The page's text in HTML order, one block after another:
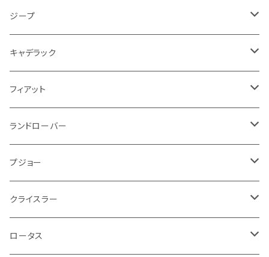
シトロエン
フィアット
クライスラー
サーブ
ベントレー
ロータス
ポルシェ
プジョー
ルノー
サーブ
フォード
ミニ
ロータス
マセラティ
ランドローバー
ロータス
メルセデス ベンツ
ミニ
プジョー
ポルシェ
ルノー
クーラント
その他
サスペンション
マフラー
ライト系
ブレーキランプ
方向指示器
ドア系
エアコン系
ブレーキ系
ブレーキランプ
外装系
ドリンクホルダー
携帯・スマホホルダー
クッション
ステッカー
バイク ハンドル系
ハンドガード
スロットル
シートカバー
バイク その他
バイク フェンダー系
足回り
サスペンション
オイル系
タイヤ回り
泥除け
ホイール
フロントバンパー回り
グリル
ライト系
ワイパー
トランクマット
ドア回り
タンク系
ケーブル系
バンパー回り
ライト系
クーラント
タンク系
ケーブル系
エンジン系
その他
アームレスト
ドア回り
ワイパー
排気系
ガスケット
ダッシュボード
タイヤ回り
泥除け
ライト系
ドア回り
ワイパー
キーホルダー
ワイパー
フロアマット
ジープ
フロアマット
収納用品
キャデラック
フロアマット
フィアット
フロアマット
フロントワイパー
リアワイパー
ランドローバー
フロアマット
ダッシュボード
トランクマット
プジョー
フロアマット
その他
クライスラー
フロアマット
ロータス